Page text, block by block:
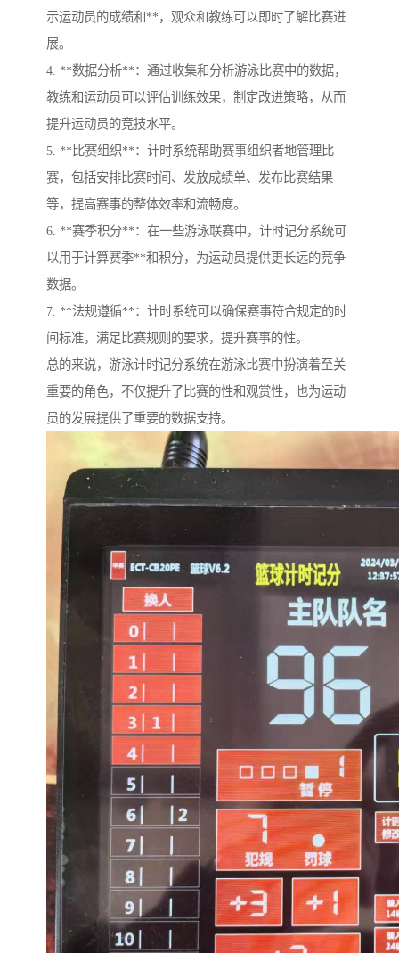
示运动员的成绩和**，观众和教练可以即时了解比赛进
展。
4. **数据分析**：通过收集和分析游泳比赛中的数据，
教练和运动员可以评估训练效果，制定改进策略，从而
提升运动员的竞技水平。
5. **比赛组织**：计时系统帮助赛事组织者地管理比
赛，包括安排比赛时间、发放成绩单、发布比赛结果
等，提高赛事的整体效率和流畅度。
6. **赛季积分**：在一些游泳联赛中，计时记分系统可
以用于计算赛季**和积分，为运动员提供更长远的竞争
数据。
7. **法规遵循**：计时系统可以确保赛事符合规定的时
间标准，满足比赛规则的要求，提升赛事的性。
总的来说，游泳计时记分系统在游泳比赛中扮演着至关
重要的角色，不仅提升了比赛的性和观赏性，也为运动
员的发展提供了重要的数据支持。